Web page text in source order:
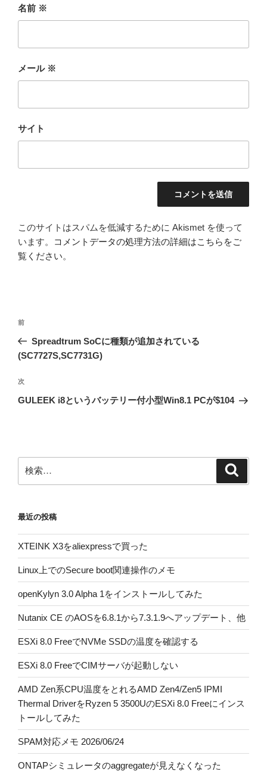
名前 ※
メール ※
サイト
このサイトはスパムを低減するために Akismet を使って
います。
コメントデータの処理方法の詳細はこちらをご
覧ください。
投
ナ
ゲ
ー
前
の
投
前
Spreadtrum SoCに種類が追加されている
(SC7727S,SC7731G)
次
の
次
GULEEK i8というバッテリー付小型Win8.1 PCが$104
索:
最近の投稿
XTEINK X3をaliexpressで買った
Linux上でのSecure boot関連操作のメモ
openKylyn 3.0 Alpha 1をインストールしてみた
Nutanix CE のAOSを6.8.1から7.3.1.9へアップデート、他
ESXi 8.0 FreeでNVMe SSDの温度を確認する
ESXi 8.0 FreeでCIMサーバが起動しない
AMD Zen系CPU温度をとれるAMD Zen4/Zen5 IPMI
Thermal DriverをRyzen 5 3500UのESXi 8.0 Freeにインス
トールしてみた
SPAM対応メモ 2026/06/24
ONTAPシミュレータのaggregateが見えなくなった